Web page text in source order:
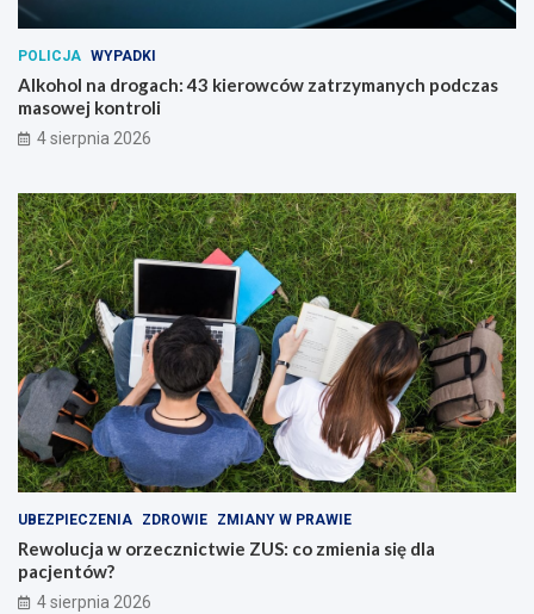
POLICJA WYPADKI
Alkohol na drogach: 43 kierowców zatrzymanych podczas
masowej kontroli
4 sierpnia 2026
UBEZPIECZENIA ZDROWIE ZMIANY W PRAWIE
Rewolucja w orzecznictwie ZUS: co zmienia się dla
pacjentów?
4 sierpnia 2026